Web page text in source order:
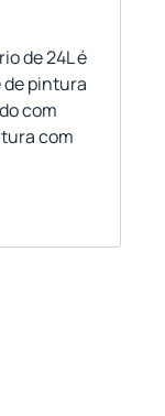
de 24L é
de pintura
com
com